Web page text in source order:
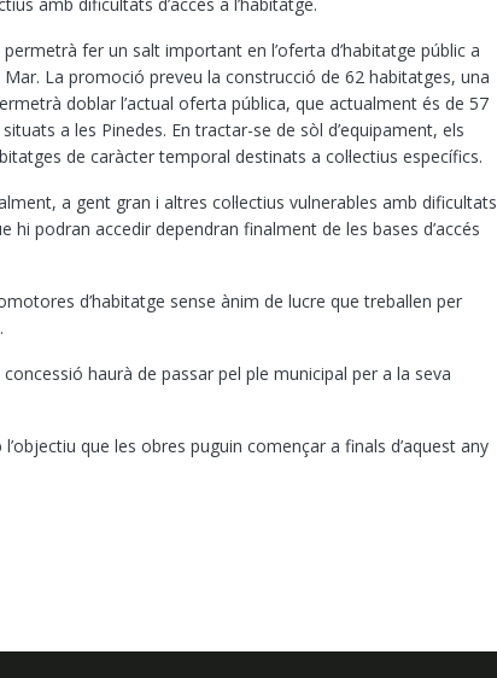
fer un salt important en l’oferta d’habitatge públic a
Mar. La promoció preveu la construcció de 62 habitatges, una
doblar l’actual oferta pública, que actualment és de 57
a les Pinedes. En tractar-se de sòl d’equipament, els
de caràcter temporal destinats a col·lectius específics.
a gent gran i altres col·lectius vulnerables amb dificultats
hi podran accedir dependran finalment de les bases d’accés
d’habitatge sense ànim de lucre que treballen per
haurà de passar pel ple municipal per a la seva
que les obres puguin començar a finals d’aquest any